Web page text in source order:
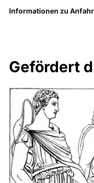
Informationen zu
Gefördert